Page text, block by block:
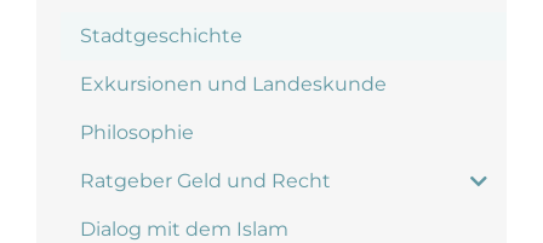
Stadtgeschichte
Exkursionen und Landeskunde
Philosophie
Ratgeber Geld und Recht
Dialog mit dem Islam